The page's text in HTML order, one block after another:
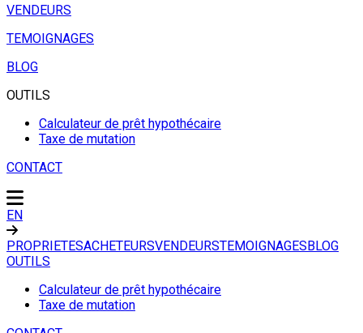
VENDEURS
TEMOIGNAGES
BLOG
OUTILS
Calculateur de prêt hypothécaire
Taxe de mutation
CONTACT
EN
PROPRIETESACHETEURSVENDEURSTEMOIGNAGESBLOG
OUTILS
Calculateur de prêt hypothécaire
Taxe de mutation